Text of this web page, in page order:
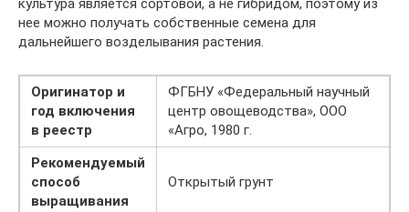
нее можно получать собственные семена для
дальнейшего возделывания растения.
Оригинатор и
год включения
в реестр
ФГБНУ «Федеральный научный
центр овощеводства», ООО
«Агро, 1980 г.
Рекомендуемый
способ
выращивания
Открытый грунт